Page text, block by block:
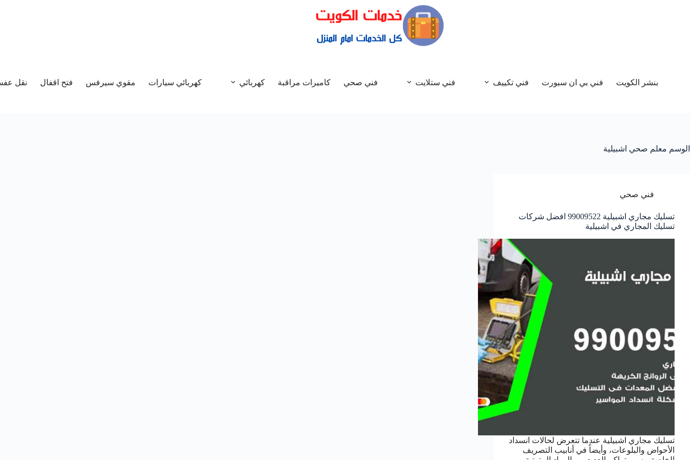
بنشر الكويت فني بي ان سبورت فني تكييف فني ستلايت فني صحي كاميرات مراقبة كهربائي كهربائي سيارات مقوي سيرفس فتح اقفال نقل
الوسم معلم صحي اشبيلية
فني صحي
تسليك مجاري اشبيلية 99009522 افضل شركات
تسليك المجاري في اشبيلية
تسليك مجاري اشبيلية عندما تتعرض لحالات انسداد
الأحواض والبلوعات، وأيضاً في أنابيب التصريف